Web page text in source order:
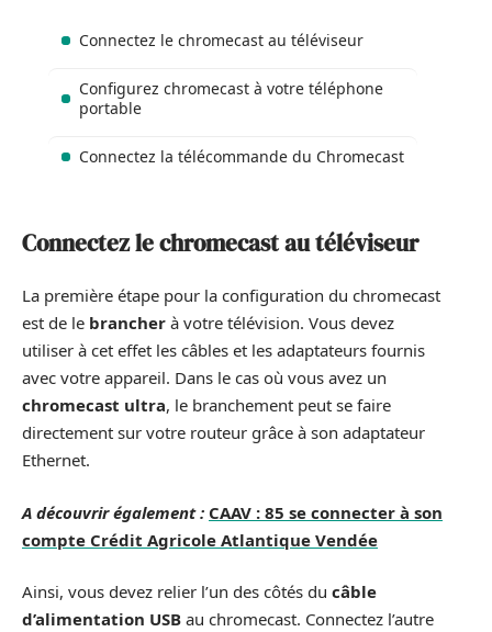
Connectez le chromecast au téléviseur
Configurez chromecast à votre téléphone
portable
Connectez la télécommande du Chromecast
Connectez le chromecast au téléviseur
La première étape pour la configuration du chromecast
est de le brancher à votre télévision. Vous devez
utiliser à cet effet les câbles et les adaptateurs fournis
avec votre appareil. Dans le cas où vous avez un
chromecast ultra, le branchement peut se faire
directement sur votre routeur grâce à son adaptateur
Ethernet.
A découvrir également : CAAV : 85 se connecter à son
compte Crédit Agricole Atlantique Vendée
Ainsi, vous devez relier l’un des côtés du câble
d’alimentation USB au chromecast. Connectez l’autre